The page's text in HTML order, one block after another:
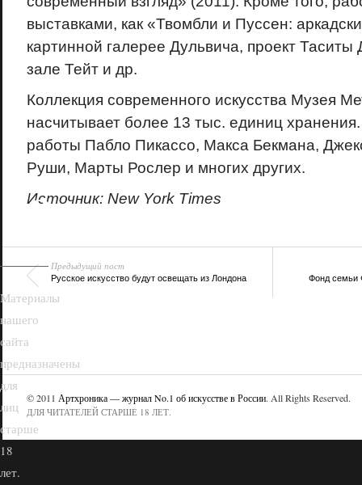
выставками, как «Твомбли и Пуссен:
картинной галерее Дульвича, проект
зале Тейт и др.
Коллекция современного искусства Музея
насчитывает более 13 тыс. единиц
работы Пабло Пикассо, Макса Бекмана,
Руши, Марты Рослер и многих других.
Источник: New York Times
Предыдущий пост
Русское искусство будут освещать из Лондона Фонд семьи
© 2011 Артхроника — журнал No.1 об искусстве в России. All Rights Reserved.
ДЛЯ ЧИТАТЕЛЕЙ СТАРШЕ 18 ЛЕТ.
18+
Материалы
нашего
сайта
предназначены
для
лиц
старше
18
лет.